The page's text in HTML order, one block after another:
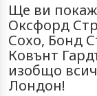
Ще ви
Оксфорд
Сохо, Бонд
Ковънт
изобщо
Лондон!